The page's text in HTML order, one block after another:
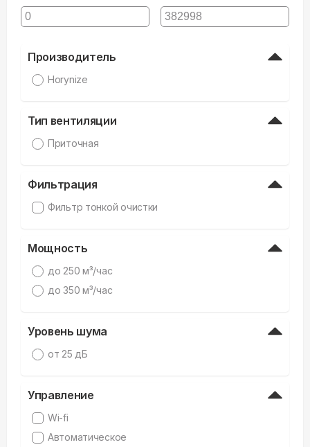
Производитель
Horynize
Тип вентиляции
Приточная
Фильтрация
Фильтр тонкой очистки
Мощность
дo 250 м³/час
дo 350 м³/час
Уровень шума
от 25 дБ
Управление
Wi-fi
Автоматическое